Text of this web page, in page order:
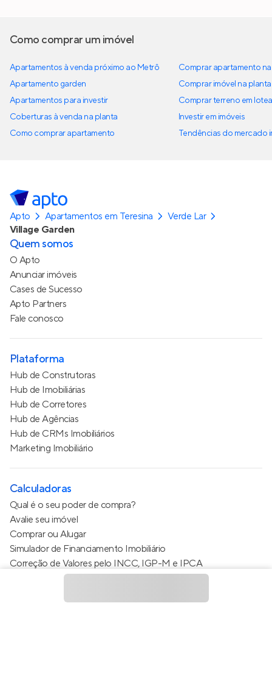
Como comprar um imóvel
Apartamentos à venda próximo ao Metrô
Apartamento garden
Apartamentos para investir
Coberturas à venda na planta
Como comprar apartamento
Comprar apartamento
Comprar imóvel na planta
Comprar terreno em
Investir em imóveis
Tendências do mercado
Apto Apartamentos em Teresina
Verde Lar
Village Garden
Quem somos
O Apto
Anunciar imóveis
Cases de Sucesso
Apto Partners
Fale conosco
Plataforma
Hub de Construtoras
Hub de Imobiliárias
Hub de Corretores
Hub de Agências
Hub de CRMs Imobiliários
Marketing Imobiliário
Calculadoras
Qual é o seu poder de compra?
Avalie seu imóvel
Comprar ou Alugar
Simulador de Financiamento Imobiliário
Correção de Valores pelo INCC, IGP-M e IPCA
Estimativa de valor do condomínio